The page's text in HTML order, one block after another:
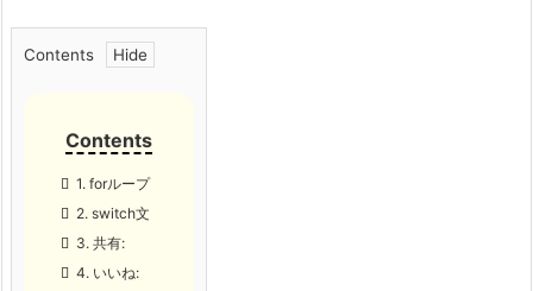
Contents
1. forループ
2. switch文
3. 共有:
4. いいね: